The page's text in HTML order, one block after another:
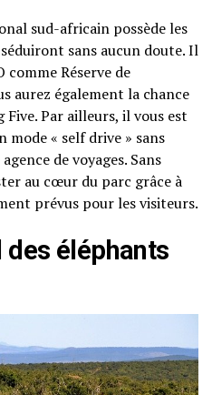
sud-africain possède les
sans aucun doute. Il
comme Réserve de
aurez également la chance
Five. Par ailleurs, il vous est
mode « self drive » sans
de voyages. Sans
au cœur du parc grâce à
prévus pour les visiteurs.
des éléphants